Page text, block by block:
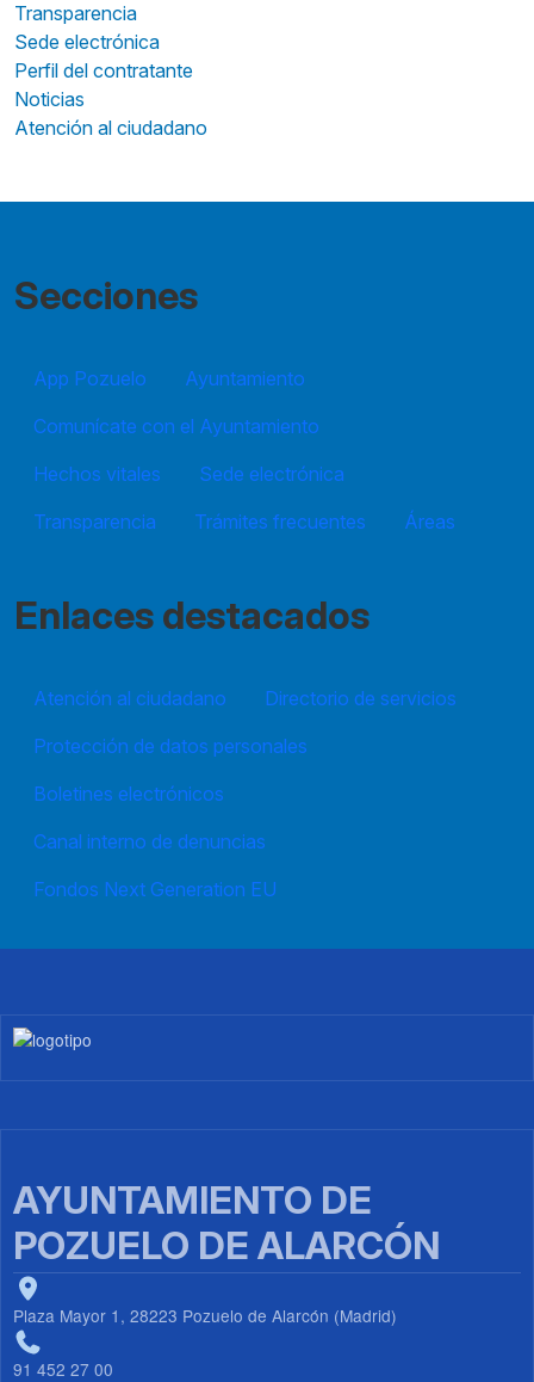
Transparencia
Sede electrónica
Perfil del contratante
Noticias
Atención al ciudadano
Secciones
App Pozuelo
Ayuntamiento
Comunícate con el Ayuntamiento
Hechos vitales
Sede electrónica
Transparencia
Trámites frecuentes Áreas
Enlaces destacados
Atención al ciudadano
Directorio de servicios
Protección de datos personales
Boletines electrónicos
Canal interno de denuncias
Fondos Next Generation EU
Imagen
AYUNTAMIENTO DE
POZUELO DE ALARCÓN
Plaza Mayor 1, 28223 Pozuelo de Alarcón (Madrid)
91 452 27 00